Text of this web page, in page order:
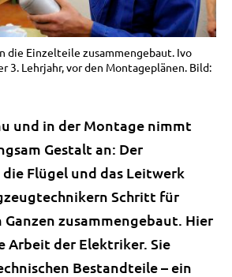
die Einzelteile zusammengebaut. Ivo
3. Lehrjahr, vor den Montageplänen. Bild:
und in der Montage nimmt
Gestalt an: Der
Flügel und das Leitwerk
Schritt für
zusammengebaut. Hier
Arbeit der Elektriker. Sie
Bestandteile – ein